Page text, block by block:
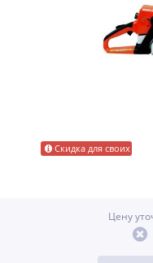
Скидка для своих
Цену